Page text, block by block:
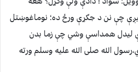
چې نن د جګړې ورځ ده؛ نوماغوښتل
ليدل همداسې وشي چې زما بدن
الله صلی الله عليه وسلم ورته